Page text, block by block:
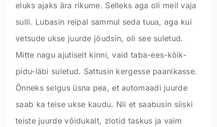
eluks ajaks ära rikume. Selleks aga oli meil vaja
sulli. Lubasin reipal sammul seda tuua, aga kui
vetsude ukse juurde jõudsin, oli see suletud.
Mitte nagu ajutiselt kinni, vaid taba-ees-kõik-
pidu-läbi suletud. Sattusin kergesse paanikasse.
Õnneks selgus üsna pea, et automaadi juurde
saab ka teise ukse kaudu. Nii et saabusin siiski
teiste juurde võidukalt, zlotid taskus ja vaim